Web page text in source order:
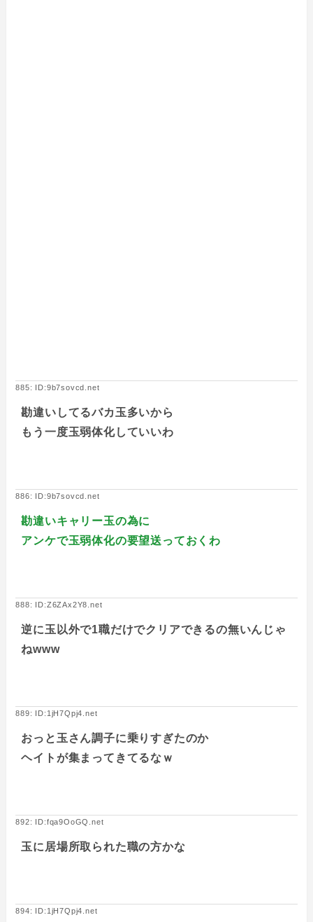
885: ID:9b7sovcd.net
勘違いしてるバカ玉多いから
もう一度玉弱体化していいわ
886: ID:9b7sovcd.net
勘違いキャリー玉の為に
アンケで玉弱体化の要望送っておくわ
888: ID:Z6ZAx2Y8.net
逆に玉以外で1職だけでクリアできるの無いんじゃ
ねwww
889: ID:1jH7Qpj4.net
おっと玉さん調子に乗りすぎたのか
ヘイトが集まってきてるなｗ
892: ID:fqa9OoGQ.net
玉に居場所取られた職の方かな
894: ID:1jH7Qpj4.net